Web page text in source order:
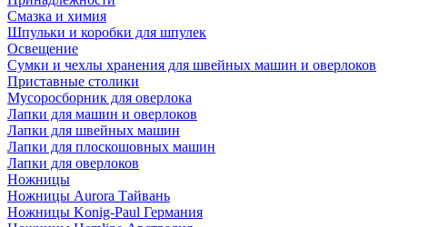
Смазка и химия
Шпульки и коробки для шпулек
Освещение
Сумки и чехлы хранения для швейных машин и оверлоков
Приставные столики
Мусоросборник для оверлока
Лапки для машин и оверлоков
Лапки для швейных машин
Лапки для плоскошовных машин
Лапки для оверлоков
Ножницы
Ножницы Aurora Тайвань
Ножницы Konig-Paul Германия